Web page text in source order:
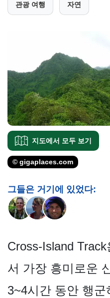
관광 여행 자연
지도에서 모두 보기
© gigaplaces.com
그들은 거기에 있었다:
Cross-Island Track
서 가장 흥미로운
3~4시간 동안 행